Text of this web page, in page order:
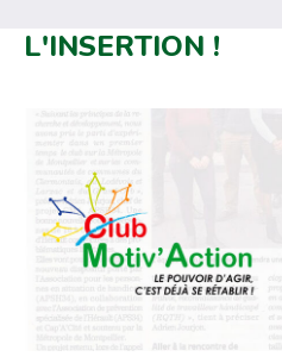
L'INSERTION !